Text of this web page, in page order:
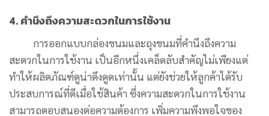
4. คำนึงถึงความสะดวกในการใช้งาน
การออกแบบกล่องขนมและถุงขนมที่คำนึงถึงความ
สะดวกในการใช้งาน เป็นอีกหนึ่งเคล็ดลับสำคัญไม่เพียงแต่
ทำให้ผลิตภัณฑ์ดูน่าดึงดูดเท่านั้น แต่ยังช่วยให้ลูกค้าได้รับ
ประสบการณ์ที่ดีเมื่อใช้สินค้า ซึ่งความสะดวกในการใช้งาน
สามารถตอบสนองต่อความต้องการ เพิ่มความพึงพอใจของ